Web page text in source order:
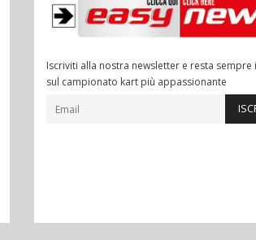
Iscriviti alla nostra newsletter e resta
sul campionato kart più appassionante